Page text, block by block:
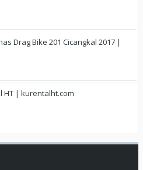
Drag Bike 201 Cicangkal 2017 |
HT | kurentalht.com